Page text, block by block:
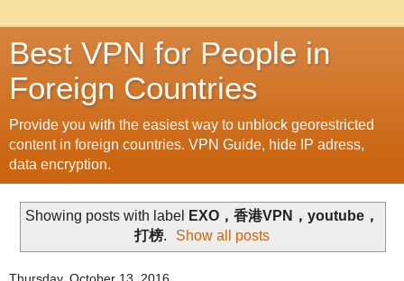
Best VPN for People in
Foreign Countries
Provide you with the easiest way to unblock georestricted
content in foreign countries. VPN Guide, hide IP adress,
data encryption.
Showing posts with label
EXO，香港VPN，youtube，
打榜. Show all posts